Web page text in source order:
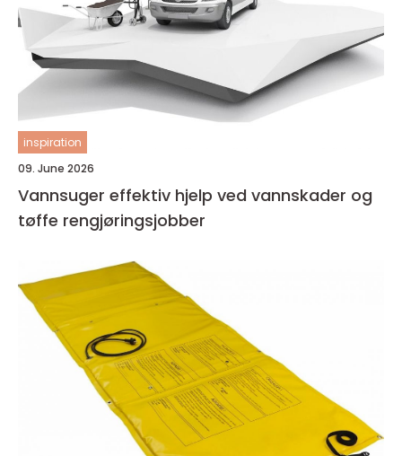
inspiration
09. June 2026
Vannsuger effektiv hjelp ved vannskader og
tøffe rengjøringsjobber